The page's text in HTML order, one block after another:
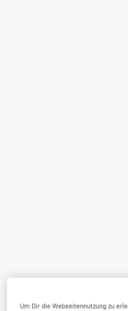
Um Dir die Webseitennutzung zu